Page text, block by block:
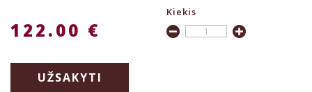
122.00 €
Kiekis
UŽSAKYTI